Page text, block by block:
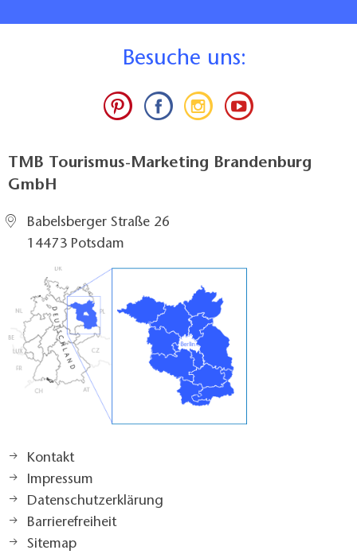
Besuche uns:
TMB Tourismus-Marketing Brandenburg
GmbH
Babelsberger Straße 26
14473 Potsdam
Kontakt
Impressum
Datenschutzerklärung
Barrierefreiheit
Sitemap